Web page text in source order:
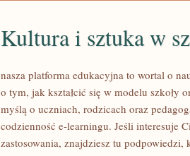
Kultura i sztuka w
nasza platforma edukacyjna to wortal o
o tym, jak kształcić się w modelu szkoły
myślą o uczniach, rodzicach oraz
codzienność e-learningu. Jeśli interesuje
zastosowania, znajdziesz tu podpowiedzi,